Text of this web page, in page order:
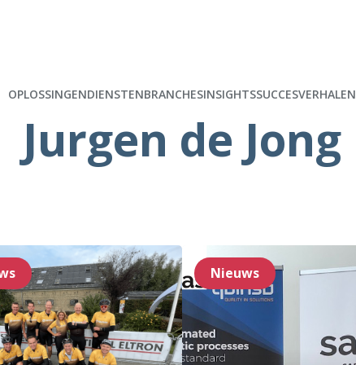
OPLOSSINGENDIENSTENBRANCHESINSIGHTSSUCCESVERHALEN
Jurgen de Jong
Nieuws